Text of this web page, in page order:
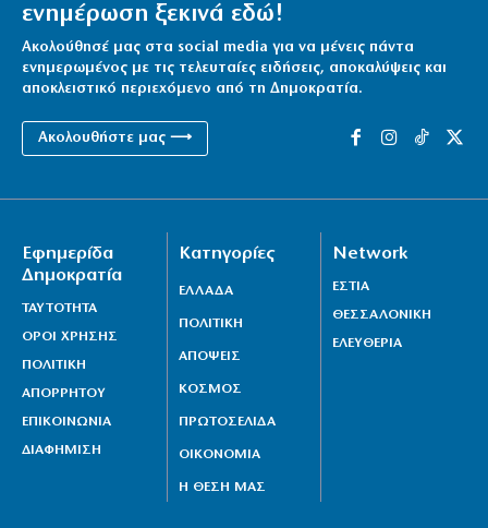
ενημέρωση ξεκινά εδώ!
Ακολούθησέ μας στα social media για να μένεις πάντα
ενημερωμένος με τις τελευταίες ειδήσεις, αποκαλύψεις και
αποκλειστικό περιεχόμενο από τη Δημοκρατία.
Ακολουθήστε μας ⟶
Εφημερίδα
Δημοκρατία
ΤΑΥΤΟΤΗΤΑ
ΟΡΟΙ ΧΡΗΣΗΣ
ΠΟΛΙΤΙΚΗ
ΑΠΟΡΡΗΤΟΥ
ΕΠΙΚΟΙΝΩΝΙΑ
ΔΙΑΦΗΜΙΣΗ
Κατηγορίες
ΕΛΛΑΔΑ
ΠΟΛΙΤΙΚΗ
ΑΠΟΨΕΙΣ
ΚΟΣΜΟΣ
ΠΡΩΤΟΣΕΛΙΔΑ
ΟΙΚΟΝΟΜΙΑ
Η ΘΕΣΗ ΜΑΣ
Network
ΕΣΤΙΑ
ΘΕΣΣΑΛΟΝΙΚΗ
ΕΛΕΥΘΕΡΙΑ